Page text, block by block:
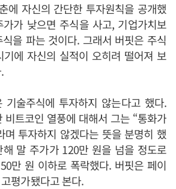
에 자신의 간단한 투자원칙을 공개했
가 낮으면 주식을 사고, 기업가치보
을 파는 것이다. 그래서 버핏은 주식
에 자신의 실적이 오히려 떨어져 보
기술주식에 투자하지 않는다고 했다.
비트코인 열풍에 대해서 그는 “통화가
며 투자하지 않겠다는 뜻을 분명히 했
말 주가가 120만 원을 넘을 정도로
만 원 이하로 폭락했다. 버핏은 페이
평가됐다고 본다.